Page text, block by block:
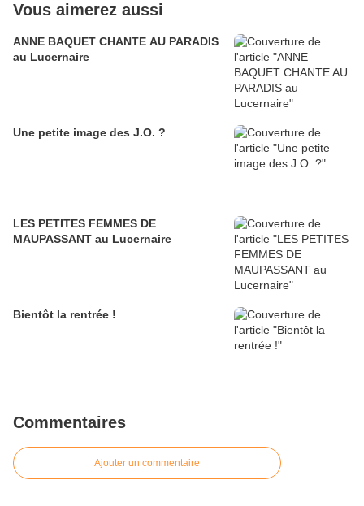
Vous aimerez aussi
ANNE BAQUET CHANTE AU PARADIS
au Lucernaire
Une petite image des J.O. ?
LES PETITES FEMMES DE
MAUPASSANT au Lucernaire
Bientôt la rentrée !
Commentaires
Ajouter un commentaire